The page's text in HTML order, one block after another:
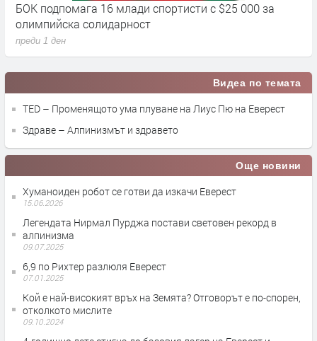
БОК подпомага 16 млади спортисти с $25 000 за
олимпийска солидарност
преди 1 ден
Видеа по темата
TED – Променящото ума плуване на Лиус Пю на Еверест
Здраве – Алпинизмът и здравето
Още новини
Хуманоиден робот се готви да изкачи Еверест
15.06.2026
Легендата Нирмал Пурджа постави световен рекорд в
алпинизма
09.07.2025
6,9 по Рихтер разлюля Еверест
07.01.2025
Кой е най-високият връх на Земята? Отговорът е по-спорен,
отколкото мислите
09.10.2024